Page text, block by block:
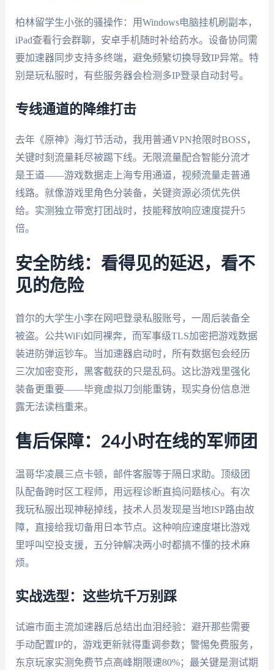
柏林留学生小张的骚操作：用Windows电脑挂机刷副本，
iPad查看行会群聊，安卓手机随时补给药水。设备协同需
要加速器同步支持多终端，避免频繁切换导致IP异常。特
别是玩私服时，有些服务器会检测多IP登录自动封号。
专线通道的降维打击
去年《原神》海灯节活动，我用普通VPN抢限时BOSS，
关键时刻流量耗尽被踢下线。无限流量配合智能分流才
是王道——游戏数据走上海专用通道，视频流量走普通
线路。就像游戏里角色分装备，关键资源必须优先供
给。实测独立带宽打团战时，技能释放响应速度提升5
倍。
安全防线：看得见的延迟，看不
见的危险
首尔的大学生小李在网吧登录私服账号，一周后装备全
被盗。公共WiFi如同裸奔，而军事级TLS加密把游戏数据
装进防弹运钞车。当加速器启动时，所有数据包会经历
三次加密变形，黑客截获的只是乱码。这比游戏里强化
装备更重要——毕竟虚拟刀剑能重铸，现实身份信息泄
露无法读档重来。
售后保障：24小时在线的军师团
温哥华凌晨三点卡顿，邮件客服等于隔日求助。顶级团
队配备跨时区工程师，用远程诊断直捣问题核心。有次
我玩私服出现神秘掉线，技术人员发现是当地ISP路由故
障，直接给我切备用日本节点。这种响应速度堪比游戏
里呼叫空投支援，五分钟解决两小时都搞不懂的技术麻
烦。
实战选型：这些坑千万别踩
试遍市面主流加速器后总结出血泪经验：避开那些需要
手动配置IP的，游戏更新就得重调参数；警惕免费服务，
东京玩家实测免费节点高峰期限速80%；最关键是测试期